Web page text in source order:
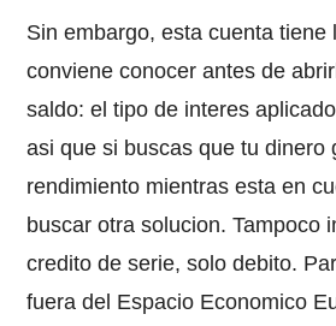
Sin embargo, esta cuenta tiene
conviene conocer antes de
saldo: el tipo de interes
asi que si buscas que tu dinero
rendimiento mientras esta en
buscar otra solucion. Tampoco
credito de serie, solo debito.
fuera del Espacio Economico